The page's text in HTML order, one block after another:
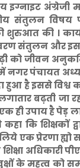
अंग्रेजी
संतुलन विषय
की ।
संतुलन और
को जीवन
नगर पंचायत
है इससे विश्व
बढ़ती जा
ही उपाय है पेड़
कि शिक्षकों
एक प्रेरणा ह्यो
अधिकारी
वृक्षों के महत्व